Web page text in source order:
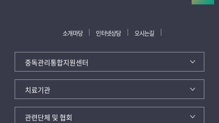
소개마당 인터넷상담 오시는길